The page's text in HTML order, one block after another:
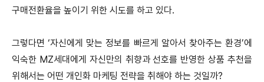
구매전환율을 높이기 위한 시도를 하고 있다.
그렇다면 ‘자신에게 맞는 정보를 빠르게 알아서 찾아주는 환경’에
익숙한 MZ세대에게 자신만의 취향과 선호를 반영한 상품 추천을
위해서는 어떤 개인화 마케팅 전략을 취해야 하는 것일까?